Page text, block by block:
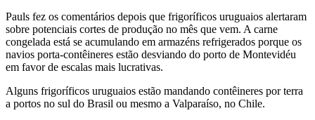
Pauls fez os comentários depois que frigoríficos uruguaios alertaram
sobre potenciais cortes de produção no mês que vem. A carne
congelada está se acumulando em armazéns refrigerados porque os
navios porta-contêineres estão desviando do porto de Montevidéu
em favor de escalas mais lucrativas.
Alguns frigoríficos uruguaios estão mandando contêineres por terra
a portos no sul do Brasil ou mesmo a Valparaíso, no Chile.